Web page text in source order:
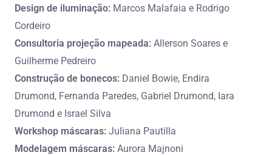
Design de iluminação: Marcos Malafaia e Rodrigo
Cordeiro
Consultoria projeção mapeada: Allerson Soares e
Guilherme Pedreiro
Construção de bonecos: Daniel Bowie, Endira
Drumond, Fernanda Paredes, Gabriel Drumond, Iara
Drumond e Israel Silva
Workshop máscaras: Juliana Pautilla
Modelagem máscaras: Aurora Majnoni